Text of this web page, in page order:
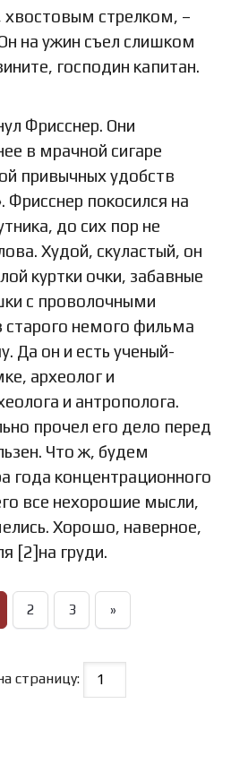
хвостовым стрелком, –
на ужин съел слишком
господин капитан.
Фрисснер. Они
в мрачной сигаре
привычных удобств
Фрисснер покосился на
до сих пор не
Худой, скуластый, он
куртки очки, забавные
с проволочными
старого немого фильма
Да он и есть ученый-
археолог и
и антрополога.
прочел его дело перед
Что ж, будем
года концентрационного
все нехорошие мысли,
Хорошо, наверное,
[2]на груди.
2 3 »
страницу: